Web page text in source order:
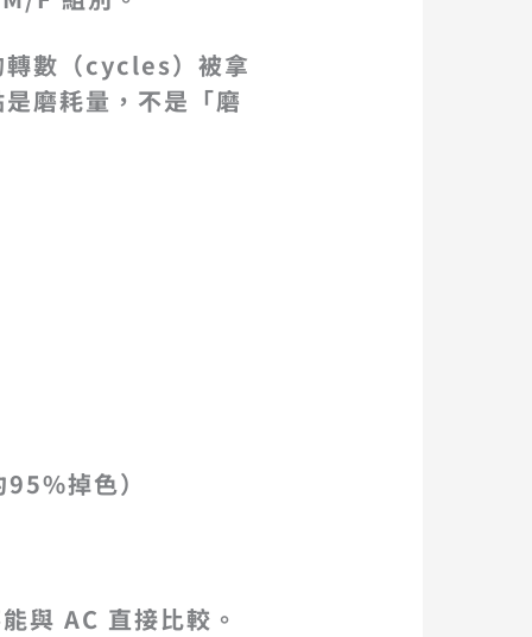
轉數（cycles）被拿
磨耗量 ，不是「磨
掉色）
與 AC 直接比較。